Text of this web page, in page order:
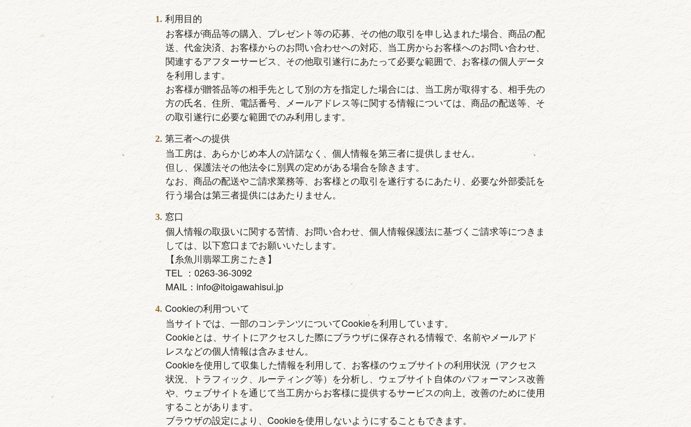
利用目的
お客様が商品等の購入、プレゼント等の応募、その他の取引を申し込まれた場合、商品の配
送、代金決済、お客様からのお問い合わせへの対応、当工房からお客様へのお問い合わせ、
関連するアフターサービス、その他取引遂行にあたって必要な範囲で、お客様の個人データ
を利用します。
お客様が贈答品等の相手先として別の方を指定した場合には、当工房が取得する、相手先の
方の氏名、住所、電話番号、メールアドレス等に関する情報については、商品の配送等、そ
の取引遂行に必要な範囲でのみ利用します。
第三者への提供
当工房は、あらかじめ本人の許諾なく、個人情報を第三者に提供しません。
但し、保護法その他法令に別異の定めがある場合を除きます。
なお、商品の配送やご請求業務等、お客様との取引を遂行するにあたり、必要な外部委託を
行う場合は第三者提供にはあたりません。
窓口
個人情報の取扱いに関する苦情、お問い合わせ、個人情報保護法に基づくご請求等につきま
しては、以下窓口までお願いいたします。
【糸魚川翡翠工房こたき】
TEL ：0263-36-3092
MAIL：info@itoigawahisui.jp
Cookieの利用ついて
当サイトでは、一部のコンテンツについてCookieを利用しています。
Cookieとは、サイトにアクセスした際にブラウザに保存される情報で、名前やメールアド
レスなどの個人情報は含みません。
Cookieを使用して収集した情報を利用して、お客様のウェブサイトの利用状況（アクセス
状況、トラフィック、ルーティング等）を分析し、ウェブサイト自体のパフォーマンス改善
や、ウェブサイトを通じて当工房からお客様に提供するサービスの向上、改善のために使用
することがあります。
ブラウザの設定により、Cookieを使用しないようにすることもできます。